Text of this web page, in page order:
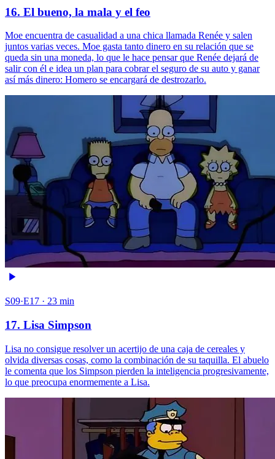
16. El bueno, la mala y el feo
Moe encuentra de casualidad a una chica llamada Renée y salen
juntos varias veces. Moe gasta tanto dinero en su relación que se
queda sin una moneda, lo que le hace pensar que Renée dejará de
salir con él e idea un plan para cobrar el seguro de su auto y ganar
así más dinero: Homero se encargará de destrozarlo.
S09·E17 · 23 min
17. Lisa Simpson
Lisa no consigue resolver un acertijo de una caja de cereales y
olvida diversas cosas, como la combinación de su taquilla. El abuelo
le comenta que los Simpson pierden la inteligencia progresivamente,
lo que preocupa enormemente a Lisa.